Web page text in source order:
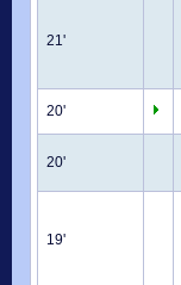
21'
20'
20'
19'